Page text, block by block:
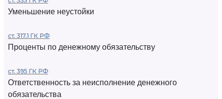
Уменьшение неустойки
ст. 317.1 ГК РФ
Проценты по денежному обязательству
ст. 395 ГК РФ
Ответственность за неисполнение денежного
обязательства